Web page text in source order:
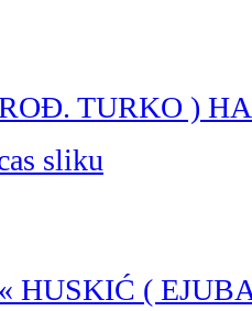
« HUSKIĆ (